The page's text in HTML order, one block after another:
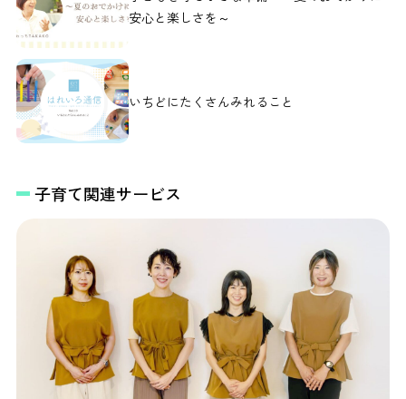
安心と楽しさを～
いちどにたくさんみれること
子育て関連サービス